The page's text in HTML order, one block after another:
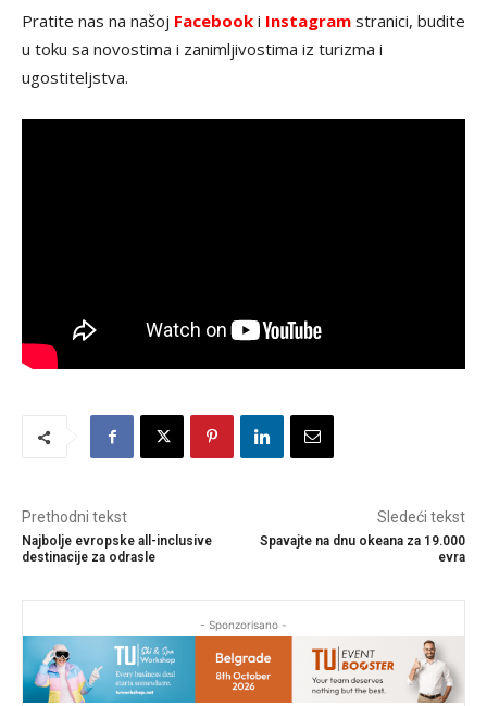
Pratite nas na našoj Facebook i Instagram stranici, budite
u toku sa novostima i zanimljivostima iz turizma i
ugostiteljstva.
Prethodni tekst
Najbolje evropske all-inclusive
destinacije za odrasle
Sledeći tekst
Spavajte na dnu okeana za 19.000
evra
- Sponzorisano -